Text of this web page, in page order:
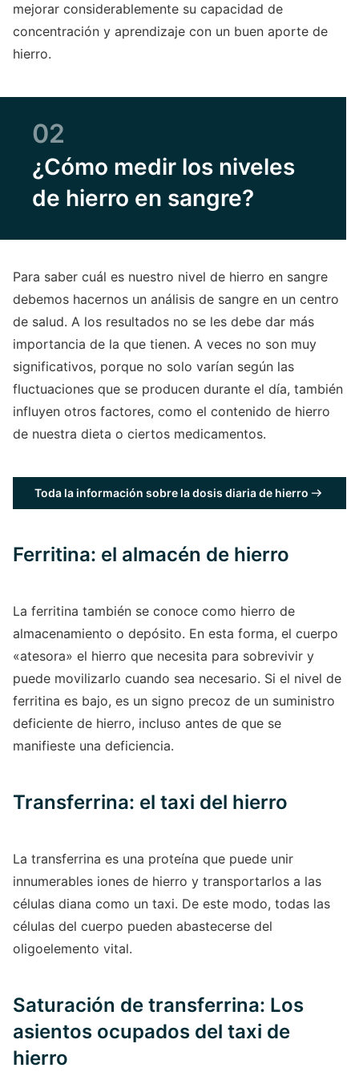
mejorar considerablemente su capacidad de
concentración y aprendizaje con un buen aporte de
hierro.
02
¿Cómo medir los niveles
de hierro en sangre?
Para saber cuál es nuestro nivel de hierro en sangre
debemos hacernos un análisis de sangre en un centro
de salud. A los resultados no se les debe dar más
importancia de la que tienen. A veces no son muy
significativos, porque no solo varían según las
fluctuaciones que se producen durante el día, también
influyen otros factores, como el contenido de hierro
de nuestra dieta o ciertos medicamentos.
Toda la información sobre la dosis diaria de hierro
Ferritina: el almacén de hierro
La ferritina también se conoce como hierro de
almacenamiento o depósito. En esta forma, el cuerpo
«atesora» el hierro que necesita para sobrevivir y
puede movilizarlo cuando sea necesario. Si el nivel de
ferritina es bajo, es un signo precoz de un suministro
deficiente de hierro, incluso antes de que se
manifieste una deficiencia.
Transferrina: el taxi del hierro
La transferrina es una proteína que puede unir
innumerables iones de hierro y transportarlos a las
células diana como un taxi. De este modo, todas las
células del cuerpo pueden abastecerse del
oligoelemento vital.
Saturación de transferrina: Los
asientos ocupados del taxi de
hierro